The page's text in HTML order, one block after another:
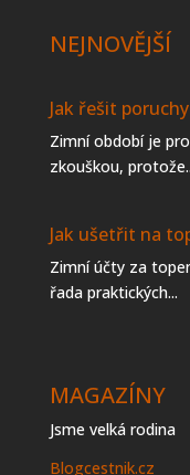
NEJNOVĚJŠÍ
Jak řešit
Zimní období je
zkouškou,
Jak ušetřit na
Zimní účty za
řada praktických...
MAGAZÍNY
Jsme velká rodina
Blogcestnik.cz